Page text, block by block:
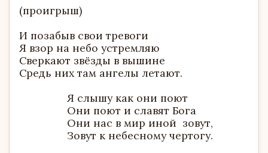
(проигрыш)
И позабыв свои тревоги
Я взор на небо устремляю
Сверкают звёзды в вышине
Средь них там ангелы летают.
Я слышу как они поют
Они поют и славят Бога
Они нас в мир иной зовут,
Зовут к небесному чертогу.